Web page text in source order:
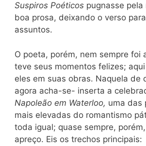
Suspiros Poéticos pugnasse pela
boa prosa, deixando o verso
assuntos.
O poeta, porém, nem sempre foi
teve seus momentos felizes;
eles em suas obras. Naquela de
agora acha-se- inserta a
Napoleão em Waterloo, uma das
mais elevadas do romantismo
toda igual; quase sempre,
apreço. Eis os trechos principais: